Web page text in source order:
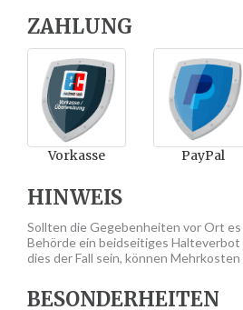
ZAHLUNG
Vorkasse PayPal
HINWEIS
Sollten die Gegebenheiten vor Ort es
Behörde ein beidseitiges
dies der Fall sein, können Mehrkosten
BESONDERHEITEN